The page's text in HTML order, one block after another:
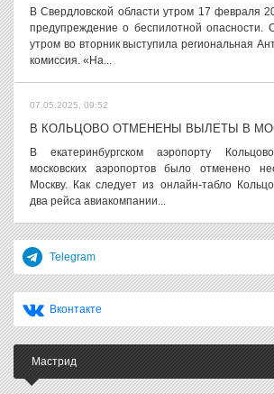
В Свердловской области утром 17 февраля
предупреждение о беспилотной опасности.
утром во вторник выступила региональная
комиссия. «На...
07.05.2025, 09:52
В КОЛЬЦОВО ОТМЕНЕНЫ ВЫЛЕТЫ В
В екатеринбургском аэропорту
московских аэропортов было отменено
Москву. Как следует из онлайн-табло
два рейса авиакомпании...
Telegram
Вконтакте
Мастрид